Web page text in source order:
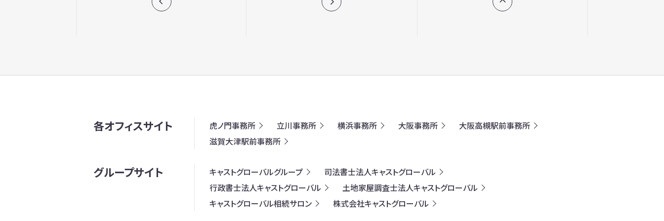
各オフィスサイト 虎ノ門事務所 立川事務所 横浜事務所 大阪事務所
大阪高槻駅前事務所
滋賀大津駅前事務所
グループサイト キャストグローバルグループ
司法書士法人キャストグローバル
行政書士法人キャストグローバル
土地家屋調査士法人キャストグローバル
キャストグローバル相続サロン
株式会社キャストグローバル